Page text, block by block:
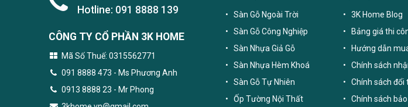
Hotline: 091 8888 139
CÔNG TY CỔ PHẦN 3K HOME
Mã Số Thuế: 0315562771
091 8888 473 - Ms Phương Anh
0913 8888 23 - Mr Phong
Sàn Gỗ Ngoài Trời
Sàn Gỗ Công Nghiệp
Sàn Nhựa Giả Gỗ
Sàn Nhựa Hèm Khoá
Sàn Gỗ Tự Nhiên
Ốp Tường Nội Thất
3K Home Blog
Bảng giá thi
Hướng dẫn
Chính sách
Chính sách đổi
Chính sách